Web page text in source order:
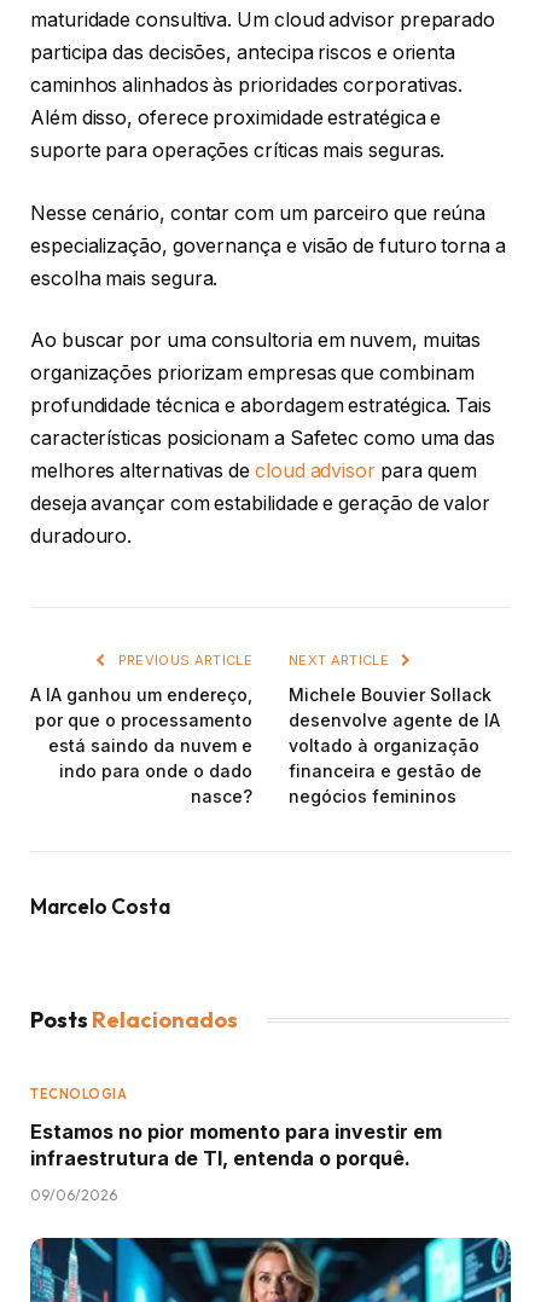
maturidade consultiva. Um cloud advisor preparado
participa das decisões, antecipa riscos e orienta
caminhos alinhados às prioridades corporativas.
Além disso, oferece proximidade estratégica e
suporte para operações críticas mais seguras.
Nesse cenário, contar com um parceiro que reúna
especialização, governança e visão de futuro torna a
escolha mais segura.
Ao buscar por uma consultoria em nuvem, muitas
organizações priorizam empresas que combinam
profundidade técnica e abordagem estratégica. Tais
características posicionam a Safetec como uma das
melhores alternativas decloud advisorpara quem
deseja avançar com estabilidade e geração de valor
duradouro.
PREVIOUS ARTICLE
A IA ganhou um endereço,
por que o processamento
está saindo da nuvem e
indo para onde o dado
nasce?
NEXT ARTICLE
Michele Bouvier Sollack
desenvolve agente de IA
voltado à organização
financeira e gestão de
negócios femininos
Marcelo Costa
Posts Relacionados
TECNOLOGIA
Estamos no pior momento para investir em
infraestrutura de TI, entenda o porquê.
09/06/2026